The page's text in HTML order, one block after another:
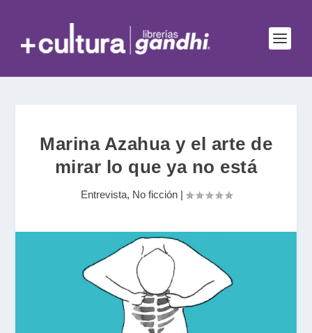
Marina Azahua y el arte de
mirar lo que ya no está
Entrevista, No ficción|